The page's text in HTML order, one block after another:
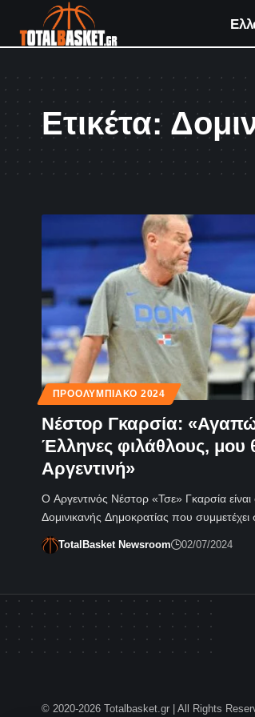
Ετικέτα:
ΠΡΟΟΛΥΜΠΙΑΚΌ 2024
Νέστορ Γκαρσία:
Έλληνες φιλάθλους, μου
Αργεντινή»
Ο Αργεντινός Νέστορ «Τσε» Γκαρσία
Δομινικανής Δημοκρατίας που συμμετέχει
TotalBasket Newsroom 02/07/2024
© 2020-2026 Totalbasket.gr | All Rights